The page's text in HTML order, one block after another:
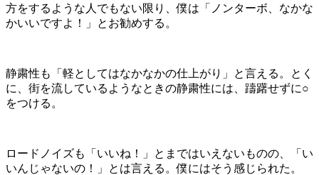
方をするような人でもない限り、僕は「ノンターボ、なかな
かいいですよ！」とお勧めする。
静粛性も「軽としてはなかなかの仕上がり」と言える。とく
に、街を流しているようなときの静粛性には、躊躇せずに○
をつける。
ロードノイズも「いいね！」とまではいえないものの、「い
いんじゃないの！」とは言える。僕にはそう感じられた。